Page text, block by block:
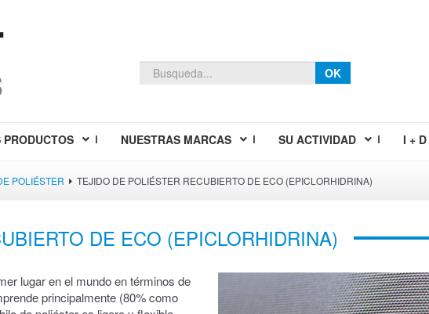
OK
PRODUCTOS NUESTRAS MARCAS SU ACTIVIDAD I + D
POLIÉSTER TEJIDO DE POLIÉSTER RECUBIERTO DE ECO (EPICLORHIDRINA)
DE ECO (EPICLORHIDRINA)
lugar en el mundo en términos de
principalmente (80% como